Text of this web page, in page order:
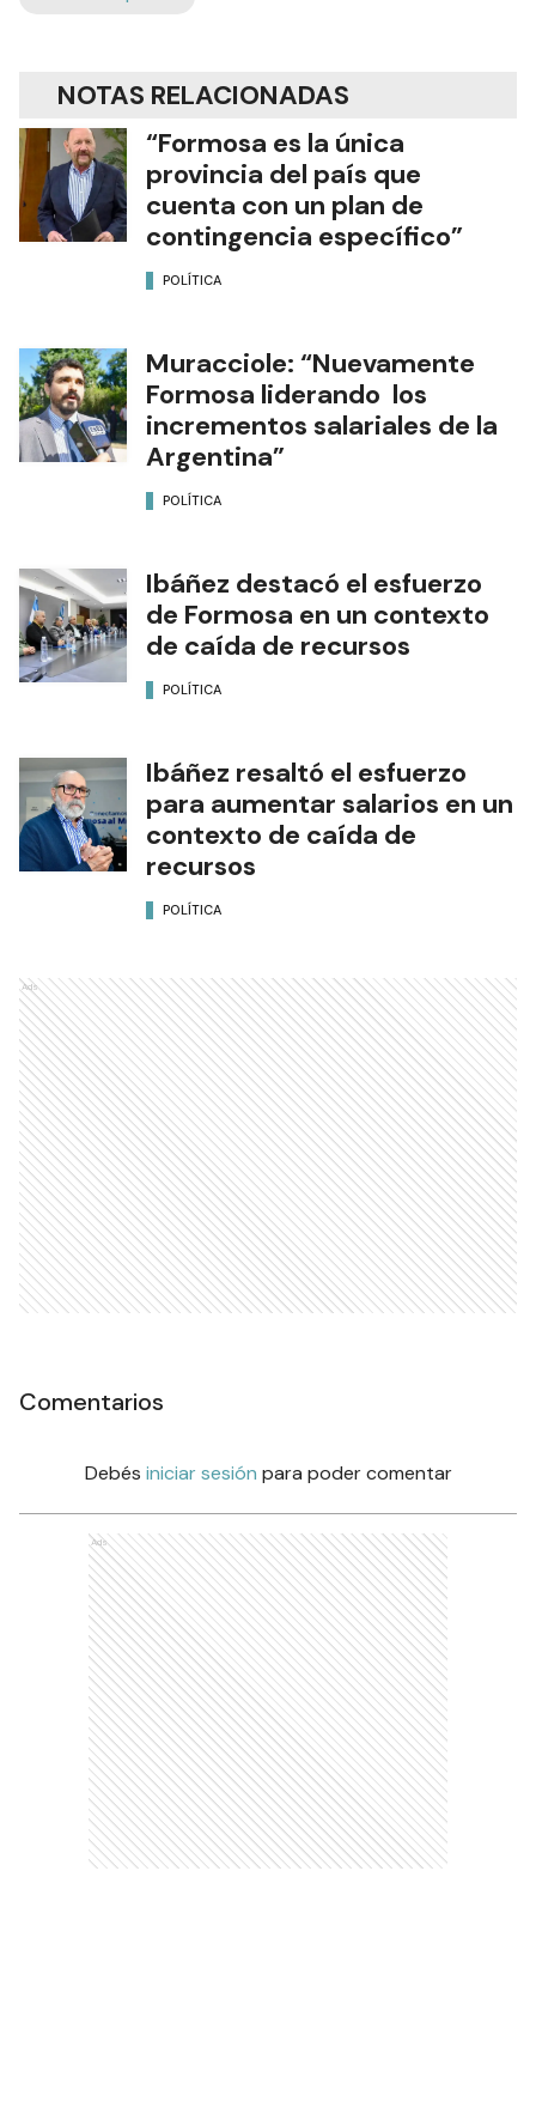
NOTAS RELACIONADAS
“Formosa es la única
provincia del país que
cuenta con un plan de
contingencia específico”
POLÍTICA
Muracciole: “Nuevamente
Formosa liderando los
incrementos salariales de la
Argentina”
POLÍTICA
Ibáñez destacó el esfuerzo
de Formosa en un contexto
de caída de recursos
POLÍTICA
Ibáñez resaltó el esfuerzo
para aumentar salarios en un
contexto de caída de
recursos
POLÍTICA
Ads
Comentarios
Debés iniciar sesión para poder comentar
Ads